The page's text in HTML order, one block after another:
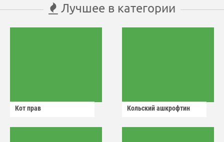
Лучшее в категории
Кот прав Кольский ашкрофтин